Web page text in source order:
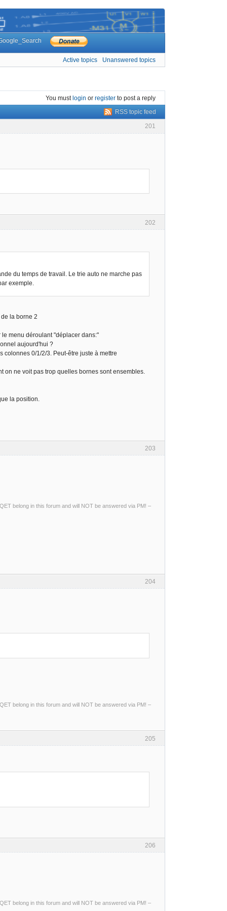
Active topics Unanswered topics
You mustlogin or register to post a reply
RSS topic feed
201
202
du temps de travail. Le trie auto ne marche pas
exemple.
la borne 2
menu déroulant "déplacer dans:"
aujourd'hui ?
colonnes 0/1/2/3. Peut-être juste à mettre
on ne voit pas trop quelles bornes sont ensembles.
la position.
203
belong in this forum and will NOT be answered via PM! –
204
belong in this forum and will NOT be answered via PM! –
205
206
belong in this forum and will NOT be answered via PM! –